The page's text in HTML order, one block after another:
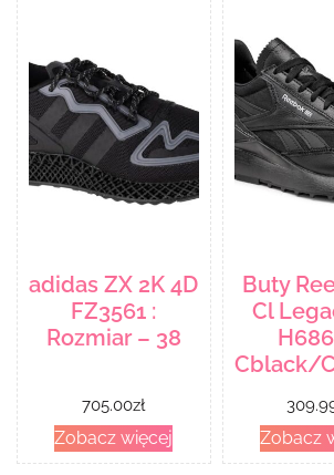
adidas ZX 2K 4D
FZ3561 :
Rozmiar – 38
705.00zł
Zobacz więcej
Buty
Cl
Cblack/
Zobacz